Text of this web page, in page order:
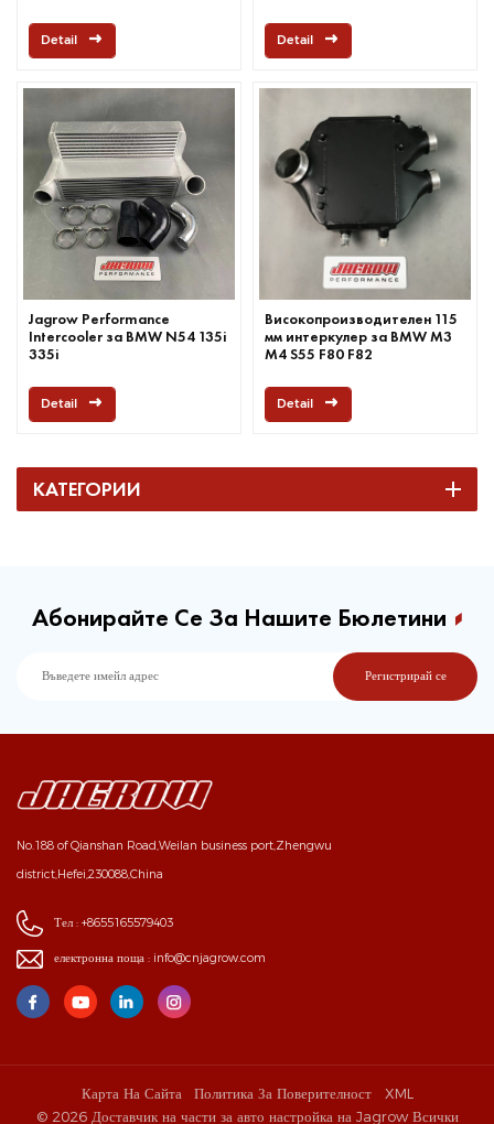
Detail Detail
Jagrow Performance
Intercooler за BMW N54 135i
335i
Detail
Високопроизводителен 115
мм интеркулер за BMW M3
M4 S55 F80 F82
Detail
КАТЕГОРИИ
Абонирайте Се За Нашите Бюлетини
No.188 of Qianshan Road,Weilan business port,Zhengwu
district,Hefei,230088,China
Тел : +8655165579403
електронна поща : info@cnjagrow.com
Карта На Сайта Политика За Поверителност
XML
© 2026 Доставчик на части за авто настройка на Jagrow Всички